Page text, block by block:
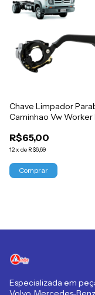
Chave Limpador
Caminhao Vw Worker
R$65,00
12x de R$6,69
Especializada em